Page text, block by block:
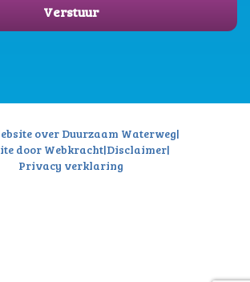
Verstuur
over Duurzaam Waterweg|
door Webkracht|Disclaimer|
Privacy verklaring